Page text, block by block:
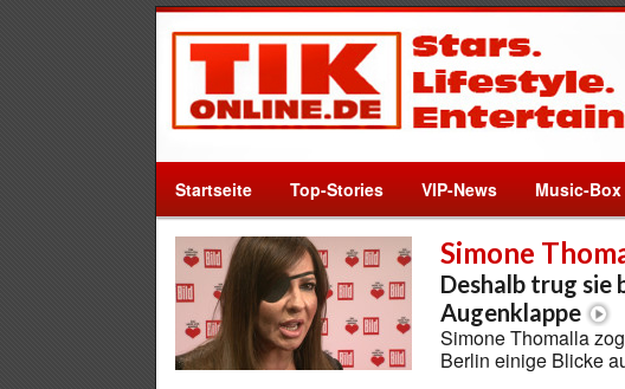
Startseite Top-Stories VIP-News Music-Box
Simone
Deshalb trug sie
Augenklappe
Simone Thomalla
Berlin einige Blicke